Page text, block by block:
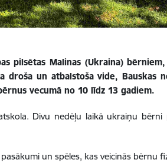
pilsētas Malinas (Ukraina)
droša un atbalstoša vide, Bauskas
vecumā no 10 līdz 13 gadiem.
Divu nedēļu laikā ukraiņu bērni
un spēles, kas veicinās bērnu